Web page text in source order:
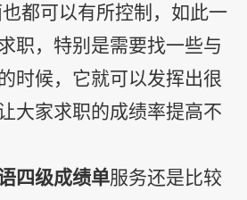
都可以有所控制，如此一
职，特别是需要找一些与
时候，它就可以发挥出很
大家求职的成绩率提高不
四级成绩单服务还是比较